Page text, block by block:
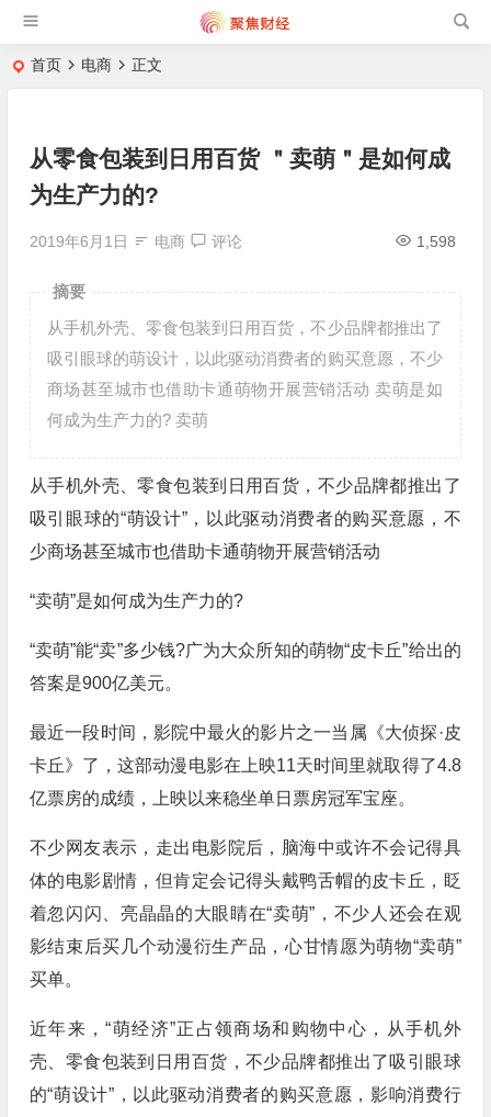
首页 电商 正文
从零食包装到日用百货 ＂卖萌＂是如何成
为生产力的?
2019年6月1日 电商 评论 1,598
摘要
从手机外壳、零食包装到日用百货，不少品牌都推出了
吸引眼球的萌设计，以此驱动消费者的购买意愿，不少
商场甚至城市也借助卡通萌物开展营销活动 卖萌是如
何成为生产力的? 卖萌
从手机外壳、零食包装到日用百货，不少品牌都推出了
吸引眼球的“萌设计”，以此驱动消费者的购买意愿，不
少商场甚至城市也借助卡通萌物开展营销活动
“卖萌”是如何成为生产力的?
“卖萌”能“卖”多少钱?广为大众所知的萌物“皮卡丘”给出的
答案是900亿美元。
最近一段时间，影院中最火的影片之一当属《大侦探·皮
卡丘》了，这部动漫电影在上映11天时间里就取得了4.8
亿票房的成绩，上映以来稳坐单日票房冠军宝座。
不少网友表示，走出电影院后，脑海中或许不会记得具
体的电影剧情，但肯定会记得头戴鸭舌帽的皮卡丘，眨
着忽闪闪、亮晶晶的大眼睛在“卖萌”，不少人还会在观
影结束后买几个动漫衍生产品，心甘情愿为萌物“卖萌”
买单。
近年来，“萌经济”正占领商场和购物中心，从手机外
壳、零食包装到日用百货，不少品牌都推出了吸引眼球
的“萌设计”，以此驱动消费者的购买意愿，影响消费行